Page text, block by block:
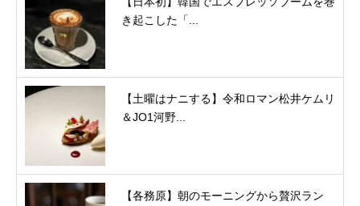
き起こした「...
【土曜はナニする】令和ロマン松井ケムリ
＆JO1河野...
【各務原】朝のモーニングから贅沢ラン